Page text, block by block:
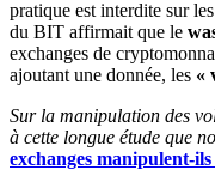
pratique est interdite sur
du BIT affirmait que le
exchanges de
ajoutant une donnée, les «
Sur la manipulation des
à cette longue étude que
exchanges manipulent-ils